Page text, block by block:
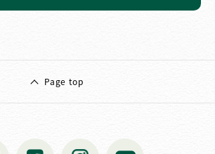
Page top